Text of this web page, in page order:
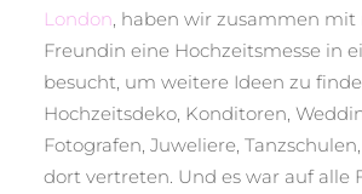
London , haben wir zusammen
Freundin eine Hochzeitsmesse in
besucht, um weitere Ideen zu
Hochzeitsdeko, Konditoren,
Fotografen, Juweliere,
dort vertreten. Und es war auf alle